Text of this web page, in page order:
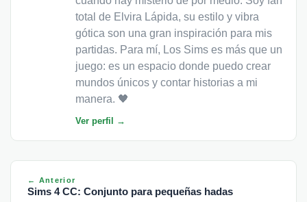
total de Elvira Lápida, su estilo y vibra
gótica son una gran inspiración para mis
partidas. Para mí, Los Sims es más que un
juego: es un espacio donde puedo crear
mundos únicos y contar historias a mi
manera. 🖤
Ver perfil →
← Anterior
Sims 4 CC: Conjunto para pequeñas hadas